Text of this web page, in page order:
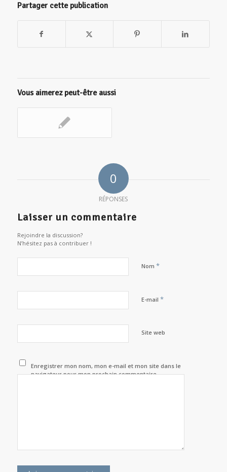
Partager cette publication
Vous aimerez peut-être aussi
0
RÉPONSES
Laisser un commentaire
Rejoindre la discussion?
N’hésitez pas à contribuer !
Nom *
E-mail *
Site web
Enregistrer mon nom, mon e-mail et mon site dans le
navigateur pour mon prochain commentaire.